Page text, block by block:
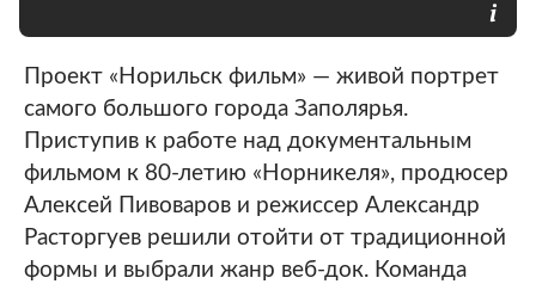
Проект «Норильск фильм» — живой портрет
самого большого города Заполярья.
Приступив к работе над документальным
фильмом к 80-летию «Норникеля», продюсер
Алексей Пивоваров и режиссер Александр
Расторгуев решили отойти от традиционной
формы и выбрали жанр веб-док. Команда